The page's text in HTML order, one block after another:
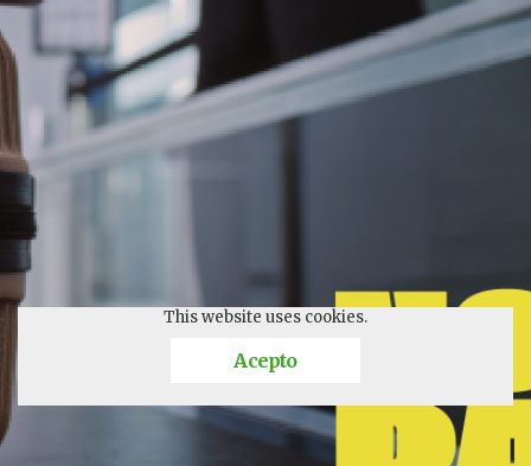
This website uses cookies.
Acepto